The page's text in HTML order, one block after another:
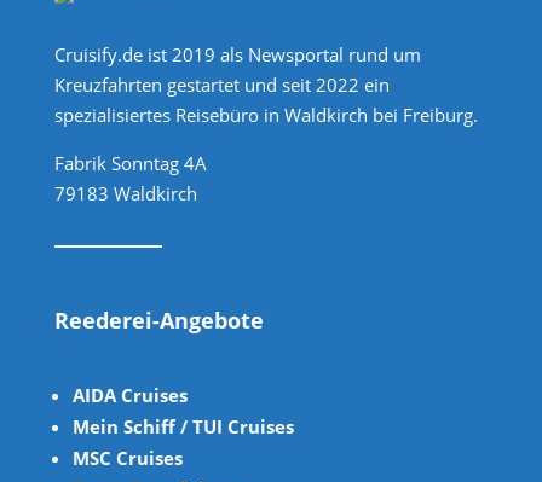
Cruisify.de ist 2019 als Newsportal rund um
Kreuzfahrten gestartet und seit 2022 ein
spezialisiertes Reisebüro in Waldkirch bei Freiburg.
Fabrik Sonntag 4A
79183 Waldkirch
Reederei-Angebote
AIDA Cruises
Mein Schiff / TUI Cruises
MSC Cruises